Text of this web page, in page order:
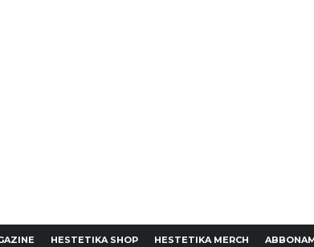
HESTETIKA SHOP HESTETIKA MERCH